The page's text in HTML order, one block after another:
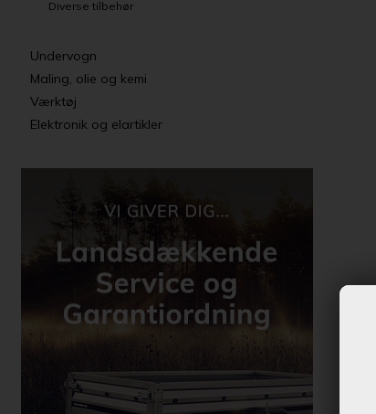
Diverse tilbehør
Undervogn
Maling, olie og kemi
Værktøj
Elektronik og elartikler